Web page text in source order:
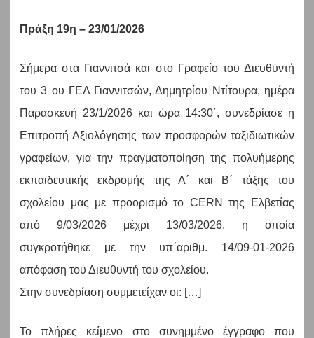
Πράξη 19η – 23/01/2026
Σήμερα στα Γιαννιτσά και στο Γραφείο του Διευθυντή
του 3 ου ΓΕΛ Γιαννιτσών, Δημητρίου Ντίτουρα, ημέρα
Παρασκευή 23/1/2026 και ώρα 14:30΄, συνεδρίασε η
Επιτροπή Αξιολόγησης των προσφορών ταξιδιωτικών
γραφείων, για την πραγματοποίηση της πολυήμερης
εκπαιδευτικής εκδρομής της Α΄ και Β΄ τάξης του
σχολείου μας με προορισμό τo CERN της Ελβετίας
από 9/03/2026 μέχρι 13/03/2026, η οποία
συγκροτήθηκε με την υπ΄αριθμ. 14/09-01-2026
απόφαση του Διευθυντή του σχολείου.
Στην συνεδρίαση συμμετείχαν οι: […]
Το πλήρες κείμενο στο συνημμένο έγγραφο που